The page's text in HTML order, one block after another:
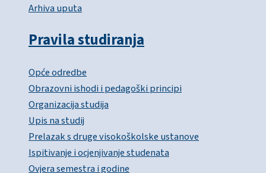
Arhiva uputa
Pravila studiranja
Opće odredbe
Obrazovni ishodi i pedagoški principi
Organizacija studija
Upis na studij
Prelazak s druge visokoškolske ustanove
Ispitivanje i ocjenjivanje studenata
Ovjera semestra i godine